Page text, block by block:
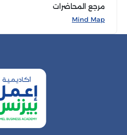
مرجع المحاضرات
Mind Map